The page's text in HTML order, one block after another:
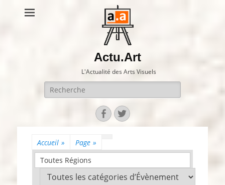
Actu.Art
L'Actualité des Arts Visuels
Recherche
pour:
Facebook
Twitter
Accueil » Page »
Toutes Régions